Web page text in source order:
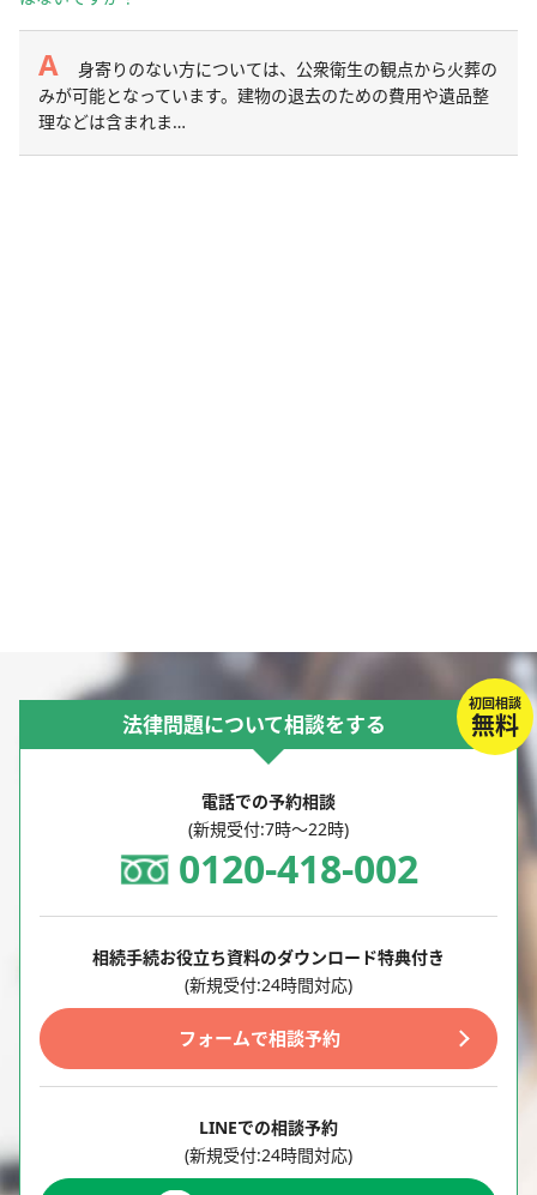
身寄りのない方については、公衆衛生の観点から火葬の
みが可能となっています。建物の退去のための費用や遺品整
理などは含まれま…
初回相談
無料
法律問題について相談をする
電話での予約相談
(新規受付:7時～22時)
0120-418-002
相続手続お役立ち資料のダウンロード特典付き
(新規受付:24時間対応)
フォームで相談予約
LINEでの相談予約
(新規受付:24時間対応)